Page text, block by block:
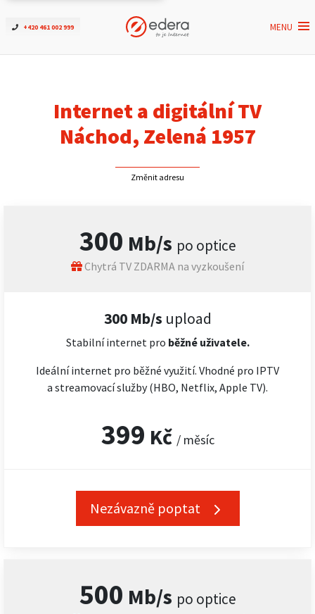
+420 461 002 999 MENU
Ověřit dostupnost
ČEZNET TV
Kontakt
Internet a digitální TV
Náchod, Zelená 1957
Změnit adresu
300 Mb/s po optice
Chytrá TV ZDARMA na vyzkoušení
300 Mb/s upload
Stabilní internet pro běžné uživatele.
Ideální internet pro běžné využití. Vhodné pro IPTV
a streamovací služby (HBO, Netflix, Apple TV).
399 Kč / měsíc
Nezávazně poptat
500 Mb/s po optice